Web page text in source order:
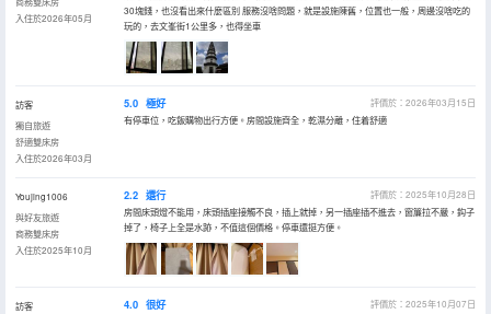
入住於2026年05月
30塊錢，也沒看出來什麼區別 服務沒啥問題，就是設施陳舊，位置也一般，周邊沒啥吃的
玩的，去文峯街1公里多，也得坐車
訪客
獨自旅遊
舒適雙床房
入住於2026年03月
5.0 極好
評價於：2026年03月15日
有停車位，吃飯購物出行方便。房間設施齊全，乾濕分離，住着舒適
Youjing1006
與好友旅遊
商務雙床房
入住於2025年10月
2.2 還行
評價於：2025年10月28日
房間床頭燈不能用，床頭插座接觸不良，插上就掉，另一插座插不進去，窗簾拉不嚴，鈎子
掉了，椅子上全是水跡，不值這個價格。停車還挺方便。
訪客
4.0 很好
評價於：2025年10月07日